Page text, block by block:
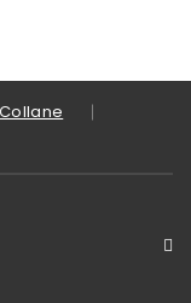
Collane